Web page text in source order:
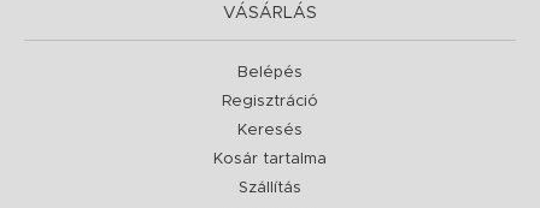
VÁSÁRLÁS
Belépés
Regisztráció
Keresés
Kosár tartalma
Szállítás